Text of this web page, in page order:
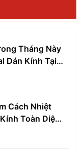
Tháng Này
Dán Kính Tại
Nam
Cách Nhiệt
Toàn Diện
Kiệm 30%